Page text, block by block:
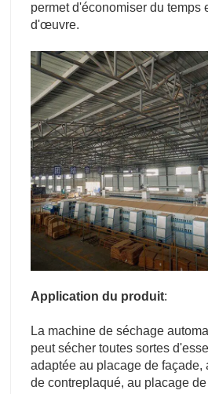
permet d'économiser du temps
d'œuvre.
Application du produit:
La machine de séchage
peut sécher toutes sortes
adaptée au placage de façade,
de contreplaqué, au placage